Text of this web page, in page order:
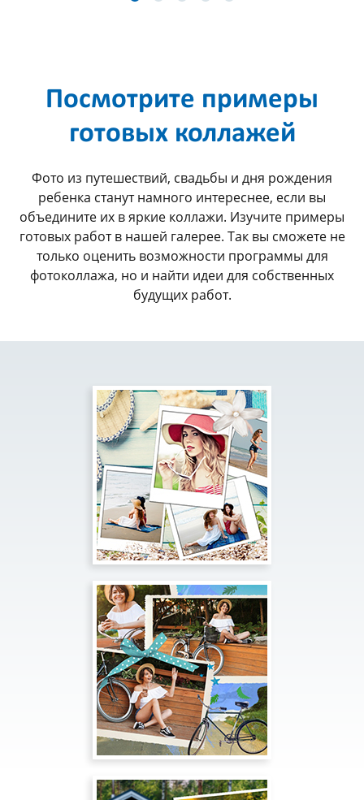
Посмотрите примеры
готовых коллажей
Фото из путешествий, свадьбы и дня рождения
ребенка станут намного интереснее, если вы
объедините их в яркие коллажи. Изучите примеры
готовых работ в нашей галерее. Так вы сможете не
только оценить возможности программы для
фотоколлажа, но и найти идеи для собственных
будущих работ.